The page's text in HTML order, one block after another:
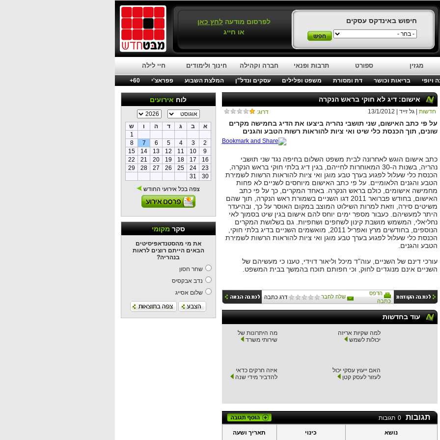
חיפוש באינדקס עסקים לפרסום מודעהלחץ כאן
או חייג
מגזין ספורט תרבות ופנאי חברה וקהילה חינוך ולימודים חיי לילה
ויופי בריאות וכושר דת ומסורת משפט ופלילים עסקים ונדל"ן המלצת השבוע פפראצ'י
60+
לוחאירועים
א ב ג ד ה ו
ש
1
2
3
4
5
6
7
8
9
10
11
12
13
14
15
16
17
18
19
20
21
22
23
24
25
26
27
28
29
30
31
צפה בכל אירועי החודש
סקרמקומי
את מי מהסטנדאפיסיטים
הבאים הייתם רוצים לראות
בנהריה?
שחר חסון
נדב אבקסיס
שלום אסייג
אישום: דיג לא חוקי בראש הנקרה
דרוג: חדשות | גל זייד | 13/1/2012
על פי כתב האישום, שני תושבי נהריה ביצעו את הדיג בחמישה מקרים
שונים, תוך הכנסת כלי שיט ואי ציות להוראות רשות הטבע והגנים
כתב אישום הוגש לאחרונה לבית משפט השלום בחיפה נגד שני תושבי
נהריה, בשנות ה-30 המאוחרות לחייהם, בגין דיג בלתי חוקי בראש הנקרה,
הכנסת כלי שעלול לפגוע בערך טבע מוגן ואי ציות להוראות הרשות לשמירת
הטבע והגנים הלאומיים. על פי כתב האישום מיוחסים לשניים לא פחות
מחמישה אישומים, כולם בראש הנקרה. באחד המקרים, כך על פי כתב
האישום, בחודש פברואר 2011 דגו השניים בשמורת ראש הנקרה, תוך שהם
משיטים סירה, וזאת למרות השילוט המוצב במקום האוסר על כך, ובהיעדר
היתר למעשיהם. כעבור מספר ימים יוחס להם אישום בגין שיט בסמוך לאי
נחליאלי, המשמש מושבת קינון לשחפים ושחפיות. גם בשלושת המקרים
הנוספים, בחודשים מרץ ואפריל 2011, מואשמים השניים בדיג בלתי חוקי,
הכנסת כלי שעלול לפגוע בערך טבע מוגן ואי ציות להוראות הרשות לשמירת
הטבע והגנים.
עורכי דינם של השניים, עוה"ד מיכל וליאור דוידי, טענו כי מעשיהם של
השניים אינם מנוגדים לחוק, וכי חפותם תוכח בהמשך בבית המשפט.
הדפס
כתבה
שלח לחבר דרג כתבה
עוד בחדשות
למה שקיות אריזה
יכולות לשמש
מה היתרונות של
שירותי משרד
האם ייעוץ עסקי יכול
לעזור לעסק קטן
איזה חרקים כדאי
להדביר מידי שנה
תגובות 0 תגובות
נושא כינוי תאריך ושעה